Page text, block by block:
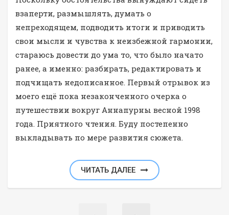
взаперти, размышлять, думать о
непреходящем, подводить итоги и приводить
свои мысли и чувства к неизбежной гармонии,
стараюсь довести до ума то, что было начато
ранее, а именно: разбирать, редактировать и
подчищать недописанное. Первый отрывок из
моего ещё пока незаконченного очерка о
путешествии вокруг Аннапурны весной 1998
года. Приятного чтения. Буду постепенно
выкладывать по мере развития сюжета.
ЧИТАТЬ ДАЛЕЕ